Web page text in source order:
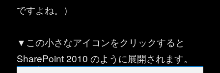
ですよね。）
▼この小さなアイコンをクリックすると
SharePoint 2010 のように展開されます。